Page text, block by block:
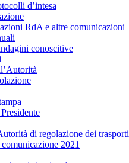
d’intesa
RdA e altre comunicazioni
conoscitive
di regolazione dei trasporti
2021